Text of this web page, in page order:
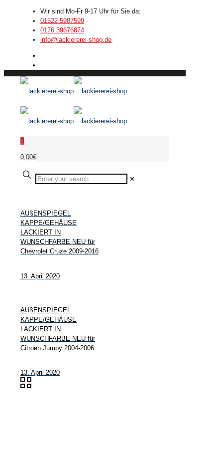
Wir sind Mo-Fr 9-17 Uhr für Sie da:
01522 5987599
0176 39676874
info@lackiererei-shop.de
0
0,00€
✕
AUßENSPIEGEL
KAPPE/GEHÄUSE
LACKIERT IN
WUNSCHFARBE NEU für
Chevrolet Cruze 2009-2016
13. April 2020
AUßENSPIEGEL
KAPPE/GEHÄUSE
LACKIERT IN
WUNSCHFARBE NEU für
Citroen Jumpy 2004-2006
13. April 2020